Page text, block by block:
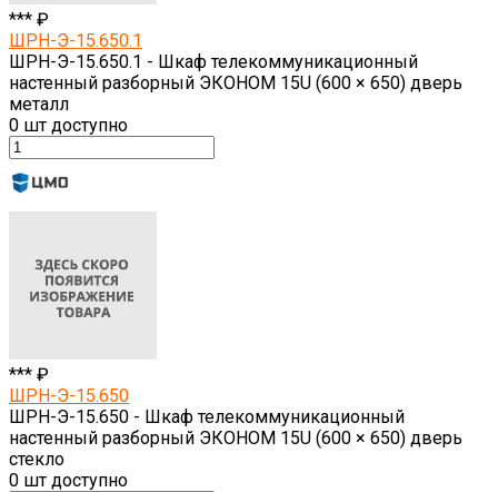
*** ₽
ШРН-Э-15.650.1
ШРН-Э-15.650.1 - Шкаф телекоммуникационный
настенный разборный ЭКОНОМ 15U (600 × 650) дверь
металл
0 шт доступно
*** ₽
ШРН-Э-15.650
ШРН-Э-15.650 - Шкаф телекоммуникационный
настенный разборный ЭКОНОМ 15U (600 × 650) дверь
стекло
0 шт доступно